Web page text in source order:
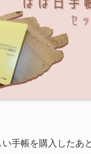
手帳を購入したあ